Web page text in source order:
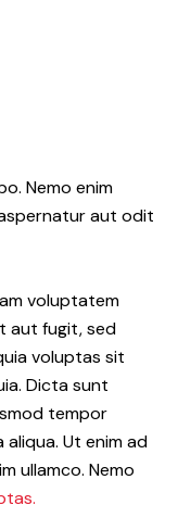
Nemo enim
aut odit
voluptatem
aut fugit, sed
voluptas sit
Dicta sunt
tempor
Ut enim ad
ullamco. Nemo